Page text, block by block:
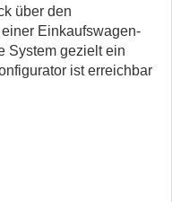
über den
Einkaufswagen-
System gezielt ein
ist erreichbar